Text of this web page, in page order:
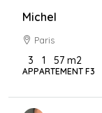
Michel
Paris
3 1 57 m2
APPARTEMENT F3